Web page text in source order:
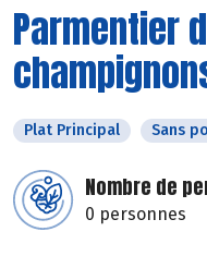
Parmentier
Plat Principal Sans
Nombre de
0 personnes